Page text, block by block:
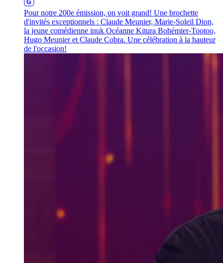
Pour notre 200e émission, on voit grand! Une brochette
d'invités exceptionnels : Claude Meunier, Marie-Soleil Dion,
la jeune comédienne inuk Océanne Kitura Bohémier-Tootoo,
Hugo Meunier et Claude Cobra. Une célébration à la hauteur
de l'occasion!